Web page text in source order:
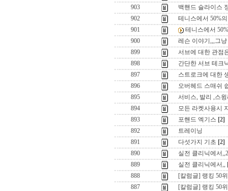
903
백핸드 슬라이스
902
테니스에서 50%
901
테니스에서
900
레슨 이야기,,,그
899
서브에 대한 관점
898
간단한 서브 테크
897
스트로크에 대한
896
오버헤드 스매쉬
895
서비스, 발리 ,스
894
모든 라켓사용시
893
포핸드 엑기스 [2]
892
트레이닝
891
다섯가지 기초 [2]
890
실전 클리닉에서,,2
889
실전 클리닉에서,,
888
[칼럼글] 랭킹 50
887
[칼럼글] 랭킹 50